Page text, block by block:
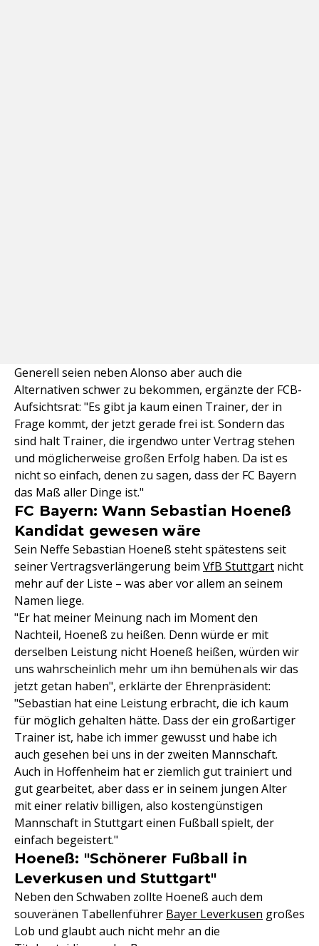
Generell seien neben Alonso aber auch die
Alternativen schwer zu bekommen, ergänzte der FCB-
Aufsichtsrat: "Es gibt ja kaum einen Trainer, der in
Frage kommt, der jetzt gerade frei ist. Sondern das
sind halt Trainer, die irgendwo unter Vertrag stehen
und möglicherweise großen Erfolg haben. Da ist es
nicht so einfach, denen zu sagen, dass der FC Bayern
das Maß aller Dinge ist."
FC Bayern: Wann Sebastian Hoeneß
Kandidat gewesen wäre
Sein Neffe Sebastian Hoeneß steht spätestens seit
seiner Vertragsverlängerung beim VfB Stuttgart nicht
mehr auf der Liste – was aber vor allem an seinem
Namen liege.
"Er hat meiner Meinung nach im Moment den
Nachteil, Hoeneß zu heißen. Denn würde er mit
derselben Leistung nicht Hoeneß heißen, würden wir
uns wahrscheinlich mehr um ihn bemühen als wir das
jetzt getan haben", erklärte der Ehrenpräsident:
"Sebastian hat eine Leistung erbracht, die ich kaum
für möglich gehalten hätte. Dass der ein großartiger
Trainer ist, habe ich immer gewusst und habe ich
auch gesehen bei uns in der zweiten Mannschaft.
Auch in Hoffenheim hat er ziemlich gut trainiert und
gut gearbeitet, aber dass er in seinem jungen Alter
mit einer relativ billigen, also kostengünstigen
Mannschaft in Stuttgart einen Fußball spielt, der
einfach begeistert."
Hoeneß: "Schönerer Fußball in
Leverkusen und Stuttgart"
Neben den Schwaben zollte Hoeneß auch dem
souveränen Tabellenführer Bayer Leverkusen großes
Lob und glaubt auch nicht mehr an die